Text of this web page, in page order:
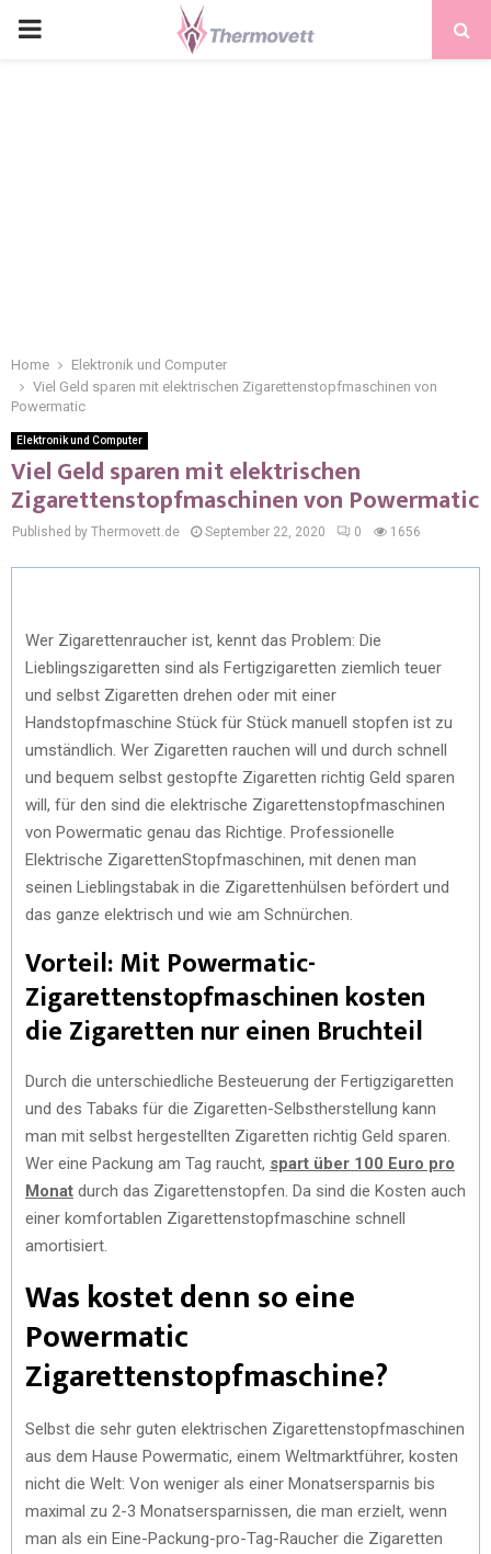
PRIMARY
Home
Elektronik und Computer
Viel Geld sparen mit elektrischen Zigarettenstopfmaschinen von
Powermatic
Elektronik und Computer
Viel Geld sparen mit elektrischen
Zigarettenstopfmaschinen von Powermatic
Published by Thermovett.de September 22, 2020 0 1656
Wer Zigarettenraucher ist, kennt das Problem: Die
Lieblingszigaretten sind als Fertigzigaretten ziemlich teuer
und selbst Zigaretten drehen oder mit einer
Handstopfmaschine Stück für Stück manuell stopfen ist zu
umständlich. Wer Zigaretten rauchen will und durch schnell
und bequem selbst gestopfte Zigaretten richtig Geld sparen
will, für den sind die elektrische Zigarettenstopfmaschinen
von Powermatic genau das Richtige. Professionelle
Elektrische ZigarettenStopfmaschinen, mit denen man
seinen Lieblingstabak in die Zigarettenhülsen befördert und
das ganze elektrisch und wie am Schnürchen.
Vorteil: Mit Powermatic-
Zigarettenstopfmaschinen kosten
die Zigaretten nur einen Bruchteil
Durch die unterschiedliche Besteuerung der Fertigzigaretten
und des Tabaks für die Zigaretten-Selbstherstellung kann
man mit selbst hergestellten Zigaretten richtig Geld sparen.
Wer eine Packung am Tag raucht, spart über 100 Euro pro
Monat durch das Zigarettenstopfen. Da sind die Kosten auch
einer komfortablen Zigarettenstopfmaschine schnell
amortisiert.
Was kostet denn so eine
Powermatic
Zigarettenstopfmaschine?
Selbst die sehr guten elektrischen Zigarettenstopfmaschinen
aus dem Hause Powermatic, einem Weltmarktführer, kosten
nicht die Welt: Von weniger als einer Monatsersparnis bis
maximal zu 2-3 Monatsersparnissen, die man erzielt, wenn
man als ein Eine-Packung-pro-Tag-Raucher die Zigaretten